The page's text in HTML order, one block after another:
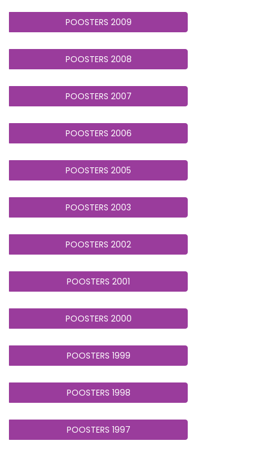
POOSTERS 2009
POOSTERS 2008
POOSTERS 2007
POOSTERS 2006
POOSTERS 2005
POOSTERS 2003
POOSTERS 2002
POOSTERS 2001
POOSTERS 2000
POOSTERS 1999
POOSTERS 1998
POOSTERS 1997